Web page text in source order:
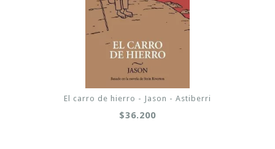
El carro de hierro - Jason - Astiberri
$36.200